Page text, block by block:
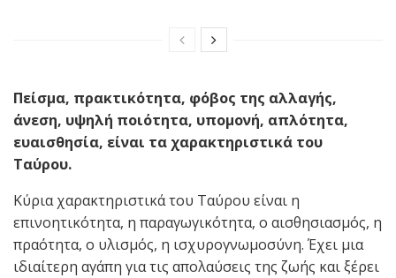
Πείσμα, πρακτικότητα, φόβος της αλλαγής,
άνεση, υψηλή ποιότητα, υπομονή, απλότητα,
ευαισθησία, είναι τα χαρακτηριστικά του
Ταύρου.
Κύρια χαρακτηριστικά του Ταύρου είναι η
επινοητικότητα, η παραγωγικότητα, ο αισθησιασμός, η
πραότητα, ο υλισμός, η ισχυρογνωμοσύνη. Έχει μια
ιδιαίτερη αγάπη για τις απολαύσεις της ζωής και ξέρει